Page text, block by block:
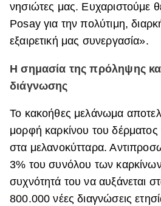
νησιώτες μας. Ευχαριστούμε
Posay για την πολύτιμη,
εξαιρετική μας συνεργασία».
Η σημασία της πρόληψης
διάγνωσης
Το κακοήθες μελάνωμα
μορφή καρκίνου του
στα μελανοκύτταρα.
3% του συνόλου των
συχνότητά του να αυξάνεται
800.000 νέες διαγνώσεις